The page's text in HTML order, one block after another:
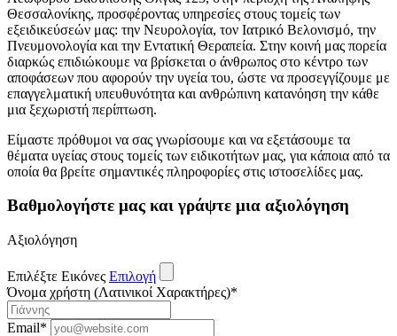
Θεσσαλονίκης, προσφέροντας υπηρεσίες στους τομείς των
εξειδικεύσεών μας: την Νευρολογία, τον Ιατρικό Βελονισμό, την
Πνευμονολογία και την Εντατική Θεραπεία. Στην κοινή μας πορεία
διαρκώς επιδιώκουμε να βρίσκεται ο άνθρωπος στο κέντρο των
αποφάσεων που αφορούν την υγεία του, ώστε να προσεγγίζουμε με
επαγγελματική υπευθυνότητα και ανθρώπινη κατανόηση την κάθε
μια ξεχωριστή περίπτωση.
Είμαστε πρόθυμοι να σας γνωρίσουμε και να εξετάσουμε τα
θέματα υγείας στους τομείς των ειδικοτήτων μας, για κάποια από τα
οποία θα βρείτε σημαντικές πληροφορίες στις ιστοσελίδες μας.
Βαθμολογήστε μας και γράψτε μια αξιολόγηση
Αξιολόγηση
Επιλέξτε Εικόνες Επιλογή
Όνομα χρήστη (Λατινικοί Χαρακτήρες)*
Email*